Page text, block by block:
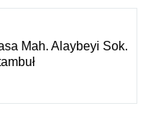
Mah. Alaybeyi Sok.